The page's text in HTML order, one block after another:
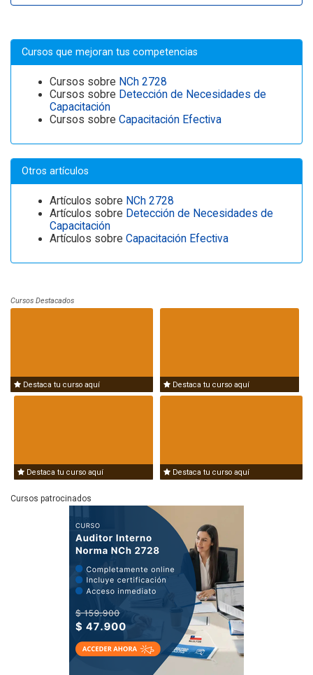
Cursos que mejoran tus competencias
Cursos sobre NCh 2728
Cursos sobre Detección de Necesidades de
Capacitación
Cursos sobre Capacitación Efectiva
Otros artículos
Artículos sobre NCh 2728
Artículos sobre Detección de Necesidades de
Capacitación
Artículos sobre Capacitación Efectiva
Cursos Destacados
Destaca tu curso aquí Destaca tu curso aquí
Destaca tu curso aquí Destaca tu curso aquí
Cursos patrocinados